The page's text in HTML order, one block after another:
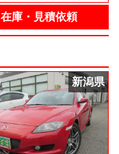
在庫・見積依頼
新潟県